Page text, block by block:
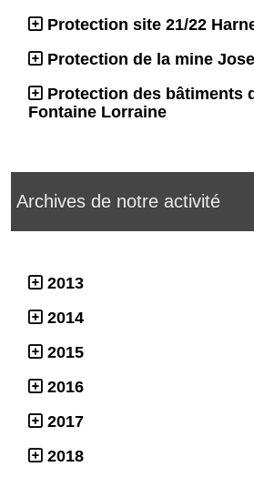
Protection site 21/22
Protection de la mine
Protection des bâtiments
Fontaine Lorraine
Archives de notre activité
2013
2014
2015
2016
2017
2018